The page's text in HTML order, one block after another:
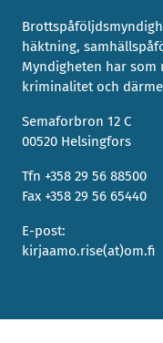
häktning,
Myndigheten har
kriminalitet och
Semaforbron 12 C
00520 Helsingfors
Tfn +358 29 56 88500
Fax +358 29 56 65440
E-post:
kirjaamo.rise(at)om.fi